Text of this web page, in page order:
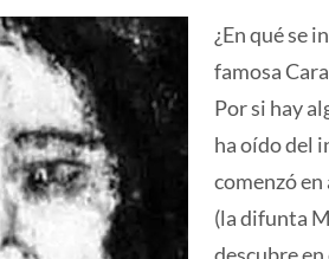
¿En qué se
famosa
Por si hay
ha oído del
comenzó
(la difunta